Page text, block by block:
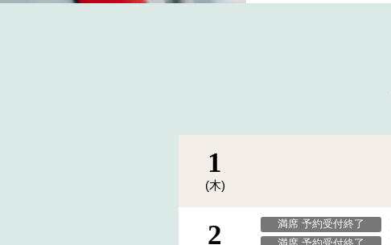
1
(木)
2 満席 予約受付終了